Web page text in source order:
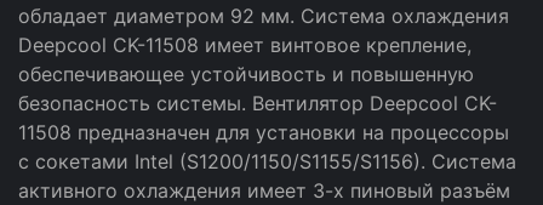
обладает диаметром 92 мм. Система охлаждения
Deepcool CK-11508 имеет винтовое крепление,
обеспечивающее устойчивость и повышенную
безопасность системы. Вентилятор Deepcool CK-
11508 предназначен для установки на процессоры
с сокетами Intel (S1200/1150/S1155/S1156). Система
активного охлаждения имеет 3-х пиновый разъём